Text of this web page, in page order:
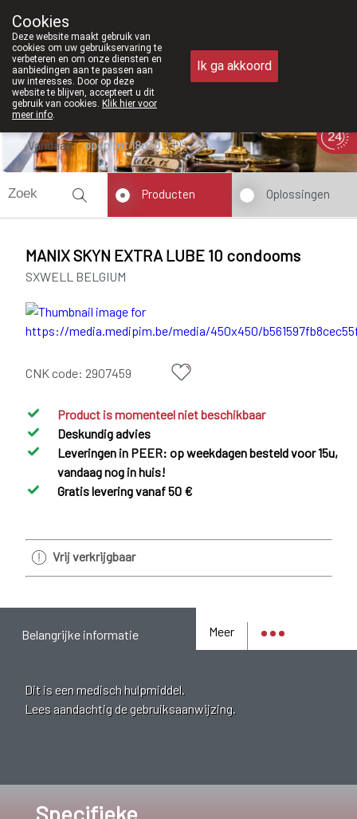
011/610300
Vandaag open tot 18u30
Producten Oplossingen
MANIX SKYN EXTRA LUBE 10 condooms
SXWELL BELGIUM
CNK code: 2907459
Product is momenteel niet beschikbaar
Deskundig advies
Leveringen in PEER: op weekdagen besteld voor 15u,
vandaag nog in huis!
Gratis levering vanaf 50 €
Vrij verkrijgbaar
Meer
Belangrijke informatie
Dit is een medisch hulpmiddel.
Lees aandachtig de gebruiksaanwijzing.
Specifieke
Cookies
Deze website maakt gebruik van
cookies om uw gebruikservaring te
verbeteren en om onze diensten en
aanbiedingen aan te passen aan
uw interesses. Door op deze
website te blijven, accepteert u dit
gebruik van cookies. Klik hier voor
meer info.
Ik ga akkoord